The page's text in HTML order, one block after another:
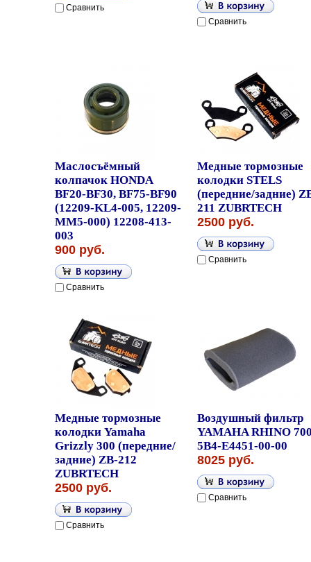
Сравнить
Сравнить
Маслосъёмный
колпачок HONDA
BF20-BF30, BF75-BF90
(12209-KL4-005, 12209-
MM5-000) 12208-413-
003
900 руб.
Сравнить
Медные тормозные
колодки STELS
(передние/задние)
211 ZUBRTECH
2500 руб.
Сравнить
Медные тормозные
колодки Yamaha
Grizzly 300 (передние/
задние) ZB-212
ZUBRTECH
2500 руб.
Сравнить
Воздушный фильтр
YAMAHA RHINO
5B4-E4451-00-00
8025 руб.
Сравнить